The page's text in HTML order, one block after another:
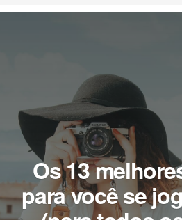
Os 13
para você se